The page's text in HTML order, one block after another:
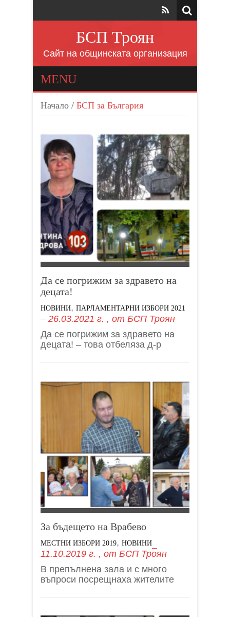
БСП Троян
Сайт на общинската организация
MENU
Начало / БСП за България
Да се погрижим за здравето на
децата!
НОВИНИ, ПАРЛАМЕНТАРНИ ИЗБОРИ 2021
26.03.2021 г. , от БСП Троян
Да се погрижим за здравето на
децата! – това отбеляза д-р
За бъдещето на Врабево
МЕСТНИ ИЗБОРИ 2019, НОВИНИ
11.10.2019 г. , от БСП Троян
В препълнена зала и с много
въпроси посрещнаха жителите